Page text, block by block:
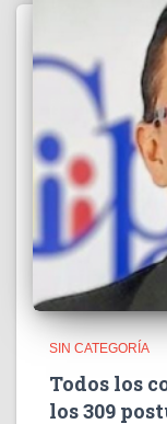
SIN CATEGORÍA
Todos los
los 309